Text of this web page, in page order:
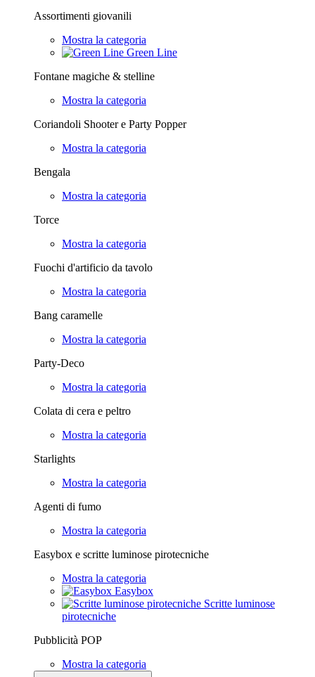
Assortimenti giovanili
Mostra la categoria
Green Line
Fontane magiche & stelline
Mostra la categoria
Coriandoli Shooter e Party Popper
Mostra la categoria
Bengala
Mostra la categoria
Torce
Mostra la categoria
Fuochi d'artificio da tavolo
Mostra la categoria
Bang caramelle
Mostra la categoria
Party-Deco
Mostra la categoria
Colata di cera e peltro
Mostra la categoria
Starlights
Mostra la categoria
Agenti di fumo
Mostra la categoria
Easybox e scritte luminose pirotecniche
Mostra la categoria
Easybox
Scritte luminose
pirotecniche
Pubblicità POP
Mostra la categoria